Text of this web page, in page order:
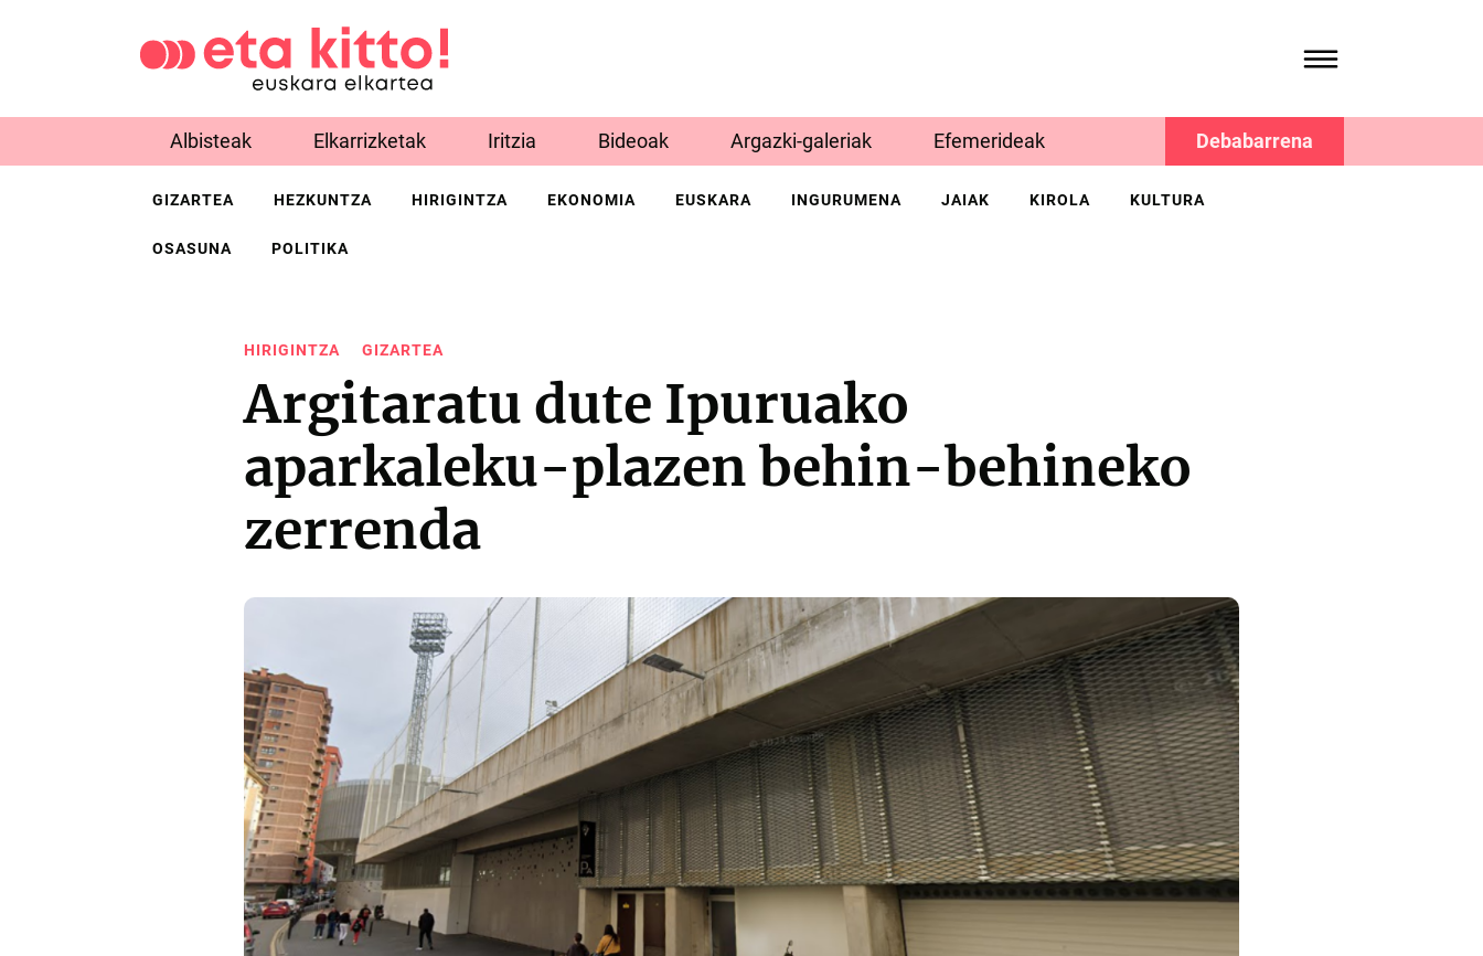
Albisteak Elkarrizketak Iritzia Bideoak Argazki-galeriak Efemerideak Debabarrena
GIZARTEA HEZKUNTZA HIRIGINTZA EKONOMIA EUSKARA INGURUMENA JAIAK KIROLA KULTURA
OSASUNA POLITIKA
HIRIGINTZA GIZARTEA
Argitaratu dute Ipuruako
aparkaleku-plazen behin-behineko
zerrenda